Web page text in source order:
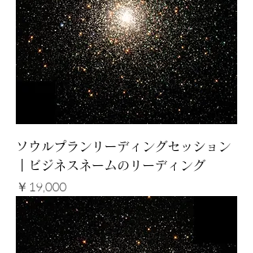
ソウルプランリーディングセッション
｜ビジネスネームのリーディング
価格
￥19,000